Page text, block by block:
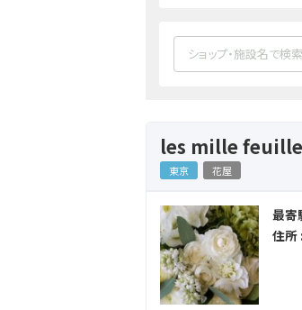
les mille
東京 花屋
最寄
住所 :